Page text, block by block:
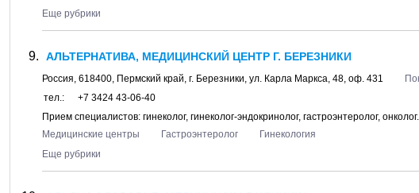
Еще рубрики
АЛЬТЕРНАТИВА, МЕДИЦИНСКИЙ ЦЕНТР Г. БЕРЕЗНИКИ
Россия, 618400, Пермский край, г. Березники, ул. Карла Маркса, 48, оф. 431
тел.:
+7 3424 43-06-40
Прием специалистов: гинеколог, гинеколог-эндокринолог, гастроэнтеролог,
Медицинские центры
Гастроэнтеролог
Гинекология
Еще рубрики